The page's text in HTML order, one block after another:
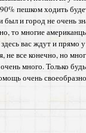
пешком ходить
и город не очень
то многие
вас ждут и прямо
все конечно, но
много. Только
очень